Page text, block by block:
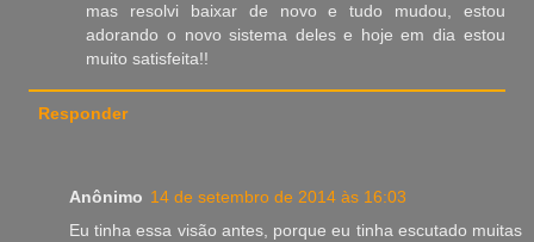
mas resolvi baixar de novo e tudo mudou, estou
adorando o novo sistema deles e hoje em dia estou
muito satisfeita!!
Responder
Anônimo 14 de setembro de 2014 às 16:03
Eu tinha essa visão antes, porque eu tinha escutado muitas